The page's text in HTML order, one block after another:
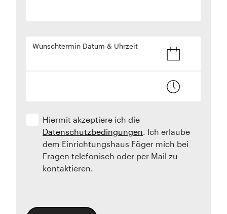
Wunschtermin Datum & Uhrzeit
Hiermit akzeptiere ich die
Datenschutzbedingungen. Ich erlaube
dem Einrichtungshaus Föger mich bei
Fragen telefonisch oder per Mail zu
kontaktieren.